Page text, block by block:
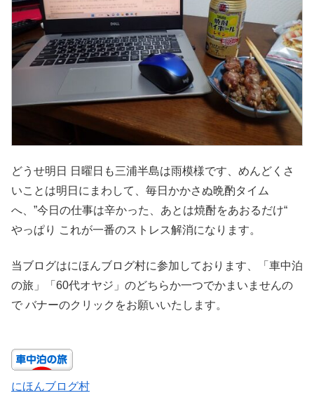
どうせ明日 日曜日も三浦半島は雨模様です、めんどくさ
いことは明日にまわして、毎日かかさぬ晩酌タイム
へ、”今日の仕事は辛かった、あとは焼酎をあおるだけ“
やっぱり これが一番のストレス解消になります。
当ブログはにほんブログ村に参加しております、「車中泊
の旅」「60代オヤジ」のどちらか一つでかまいませんの
で バナーのクリックをお願いいたします。
にほんブログ村